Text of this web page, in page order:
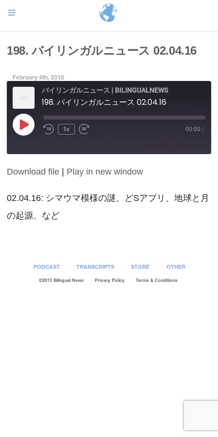
198. バイリンガルニュース 02.04.16
February 4th, 2016
バイリンガルニュース | BILINGUALNEWS
198. バイリンガルニュース 02.04.16
Play
Episode
1x 00:00 /
SHARE
LINK
EMBED
Download file Play in new window
02.04.16: シマウマ模様の謎、どSアプリ、地球と月
の起源、など
PODCAST TRANSCRIPTS STORE OTHER
©2013 Bilingual News Privacy Policy Terms & Conditions